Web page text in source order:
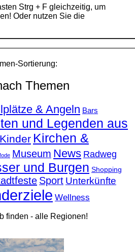
Strg + F gleichzeitig, um
Oder nutzen Sie die
Sortierung:
Themen
& Angeln Bars
und Legenden aus
Kinder Kirchen &
Museum News Radweg
und Burgen Shopping
Sport Unterkünfte
Wellness
finden - alle Regionen!